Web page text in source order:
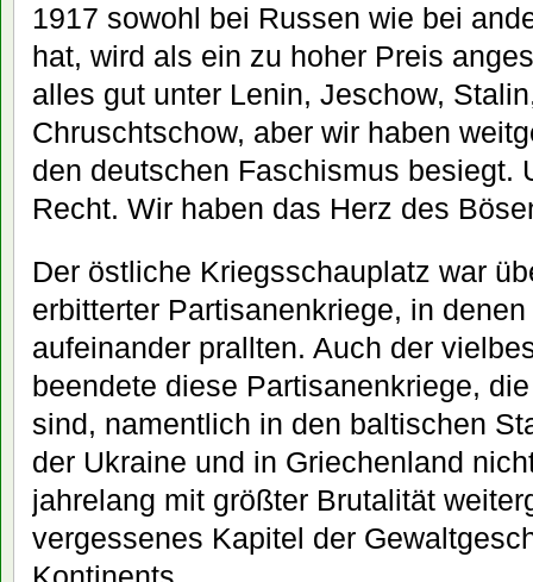
1917 sowohl bei Russen wie bei
hat, wird als ein zu hoher Preis
alles gut unter Lenin, Jeschow,
Chruschtschow, aber wir haben
den deutschen Faschismus besiegt.
Recht. Wir haben das Herz des
Der östliche Kriegsschauplatz war
erbitterter Partisanenkriege, in
aufeinander prallten. Auch der
beendete diese Partisanenkriege,
sind, namentlich in den baltischen
der Ukraine und in Griechenland
jahrelang mit größter Brutalität
vergessenes Kapitel der